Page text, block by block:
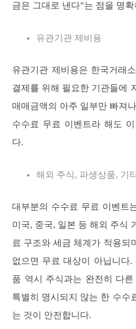
금은 그대로 낸다”는 점을 명
유관기관 제비용
유관기관 제비용은 한국거래
결제를 위해 필요한 기관들에
매매금액의 아주 일부만 빠져
수수료 무료 이벤트라 해도
다.
해외 주식, 파생상품, 기
대부분의 수수료 무료 이벤트
미국, 중국, 일본 등 해외 주식
료 구조와 세금 체계가 적용되
없으면 무료 대상이 아닙니다
품 역시 주식과는 완전히 다
특별히 명시되지 않는 한 수수
는 것이 안전합니다.